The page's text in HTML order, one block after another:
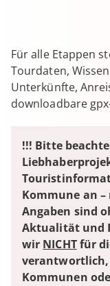
Für alle Etappen
Tourdaten,
Unterkünfte,
downloadbare
!!! Bitte
Kommune an
Angaben sind
Aktualität und
wir NICHTfür
verantwortlich,
Kommunen